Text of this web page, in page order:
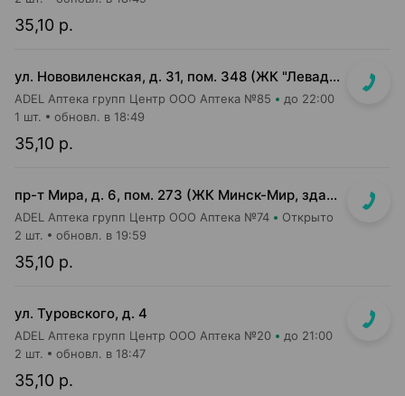
35,10 р.
ул. Нововиленская, д. 31, пом. 348 (ЖК "Левада")
ADEL Аптека групп Центр ООО Аптека №85 до 22:00
35,10 р.
1 шт. обновл. в 18:49
пр-т Мира, д. 6, пом. 273 (ЖК Минск-Мир, здание Сочи)
ADEL Аптека групп Центр ООО Аптека №74 Открыто
35,10 р.
2 шт. обновл. в 19:59
ул. Туровского, д. 4
ADEL Аптека групп Центр ООО Аптека №20 до 21:00
35,10 р.
2 шт. обновл. в 18:47